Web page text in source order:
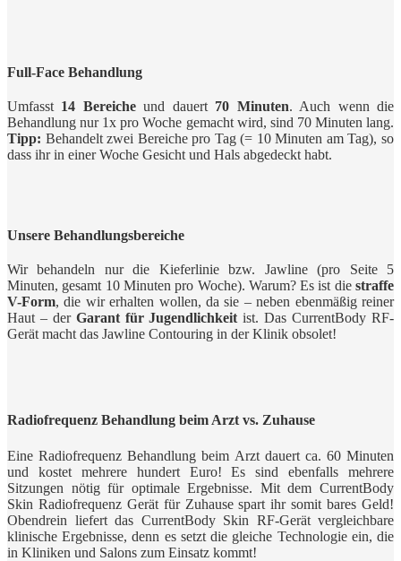
Full-Face Behandlung
Umfasst 14 Bereicheund dauert 70 Minuten. Auch wenn die
Behandlung nur 1x pro Woche gemacht wird, sind 70 Minuten lang.
Tipp: Behandelt zwei Bereiche pro Tag (= 10 Minuten am Tag), so
dass ihr in einer Woche Gesicht und Hals abgedeckt habt.
Unsere Behandlungsbereiche
Wir behandeln nur die Kieferlinie bzw. Jawline (pro Seite 5
Minuten, gesamt 10 Minuten pro Woche). Warum? Es ist die straffe
V-Form, die wir erhalten wollen, da sie – neben ebenmäßig reiner
Haut – der Garant für Jugendlichkeit ist. Das CurrentBody RF-
Gerät macht das Jawline Contouring in der Klinik obsolet!
Radiofrequenz Behandlung beim Arzt vs. Zuhause
Eine Radiofrequenz Behandlung beim Arzt dauert ca. 60 Minuten
und kostet mehrere hundert Euro! Es sind ebenfalls mehrere
Sitzungen nötig für optimale Ergebnisse. Mit dem CurrentBody
Skin Radiofrequenz Gerät für Zuhause spart ihr somit bares Geld!
Obendrein liefert das CurrentBody Skin RF-Gerät vergleichbare
klinische Ergebnisse, denn es setzt die gleiche Technologie ein, die
in Kliniken und Salons zum Einsatz kommt!